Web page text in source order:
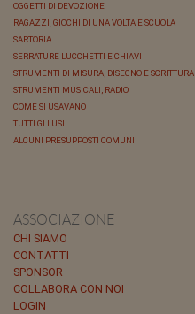
OGGETTI DI DEVOZIONE
RAGAZZI, GIOCHI DI UNA VOLTA E SCUOLA
SARTORIA
SERRATURE LUCCHETTI E CHIAVI
STRUMENTI DI MISURA, DISEGNO E SCRITTURA
STRUMENTI MUSICALI, RADIO
COME SI USAVANO
TUTTI GLI USI
ALCUNI PRESUPPOSTI COMUNI
ASSOCIAZIONE
CHI SIAMO
CONTATTI
SPONSOR
COLLABORA CON NOI
LOGIN